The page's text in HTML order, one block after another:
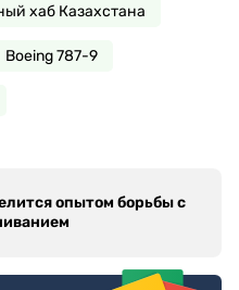
хаб Казахстана
Boeing 787-9
опытом борьбы с